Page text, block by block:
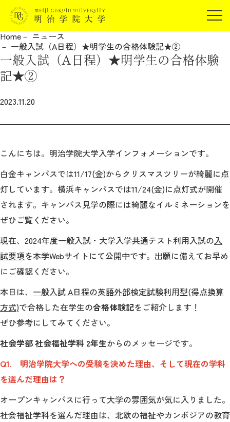
在学生の方
卒業生の方
受験生の方
在学生の方
企業・研究者の方
地域・一般の方
報道関係の方
明治学院大学について
研究
留学・国際交流
キャリア
生涯学習・社会連携
Home
ニュース
一般入試（A日程）★明学生の合格体験記★②
一般入試（A日程）★明学生の合格体験
記★②
2023.11.20
こんにちは。明治学院大学入学インフォメーションです。
白金キャンパスでは11/17(金)からクリスマスツリーが綺麗に点
灯しています。横浜キャンパスでは11/24(金)に点灯式が開催
されます。キャンパス見学の際には綺麗なイルミネーションを
ぜひご覧ください。
現在、2024年度一般入試・大学入学共通テスト利用入試の入
試要項を本学Webサイトにて公開中です。出願に備えてお早め
にご確認ください。
本日は、 一般入試 A日程の英語外部検定試験利用型(得点換算
方式)で合格した在学生の合格体験記をご紹介します！
ぜひ参考にしてみてください。
社会学部 社会福祉学科 2年生からのメッセージです。
Q1. 明治学院大学への受験を決めた理由、そして現在の学科
を選んだ理由は？
オープンキャンパスに行って大学の雰囲気が気に入りました。
社会福祉学科を選んだ理由は、北欧の福祉やカンボジアの教育